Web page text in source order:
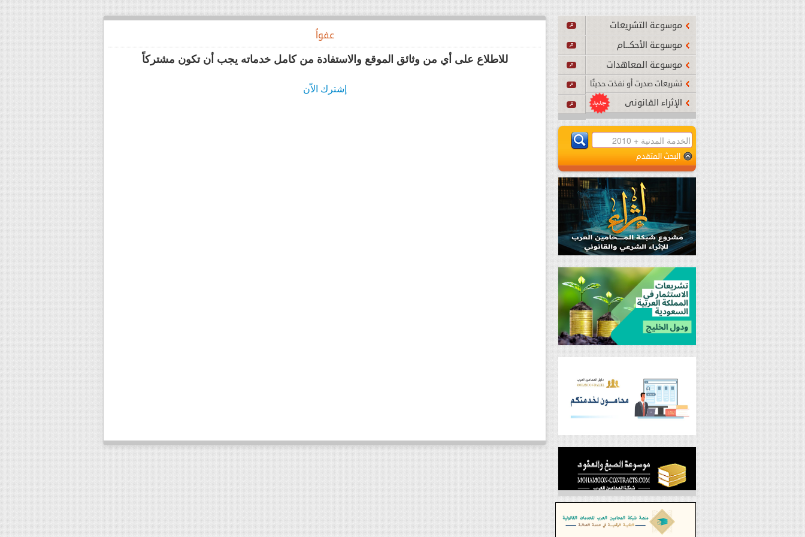
أصبح نافذًا بدءًا من يوم الجمعة 24 يوليو 2026م. ... اقرأ المزيد
موسوعة التشريعات
موسوعة الأحكــام
موسوعة المعاهدات
تشريعات صدرت أو نفذت حديثًا
الإثراء القانونى
البحث المتقدم
عفواً
للاطلاع على أي من وثائق الموقع والاستفادة من كامل خدماته يجب أن تكون مشتركاً
إشترك الاّن